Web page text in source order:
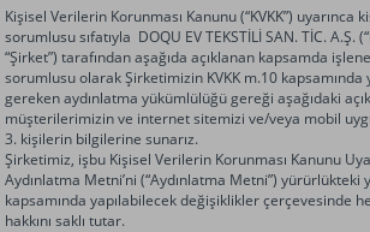
Kişisel Verilerin Korunması Kanunu (“KVKK”) uyarınca
sorumlusu sıfatıyla DOQU EV TEKSTİLİ SAN. TİC. A.Ş.
“Şirket”) tarafından aşağıda açıklanan kapsamda
sorumlusu olarak Şirketimizin KVKK m.10
gereken aydınlatma yükümlülüğü gereği aşağıdaki
müşterilerimizin ve internet sitemizi ve/veya mobil
3. kişilerin bilgilerine sunarız.
Şirketimiz, işbu Kişisel Verilerin Korunması Kanunu
Aydınlatma Metni’ni (“Aydınlatma Metni”)
kapsamında yapılabilecek değişiklikler çerçevesinde
hakkını saklı tutar.